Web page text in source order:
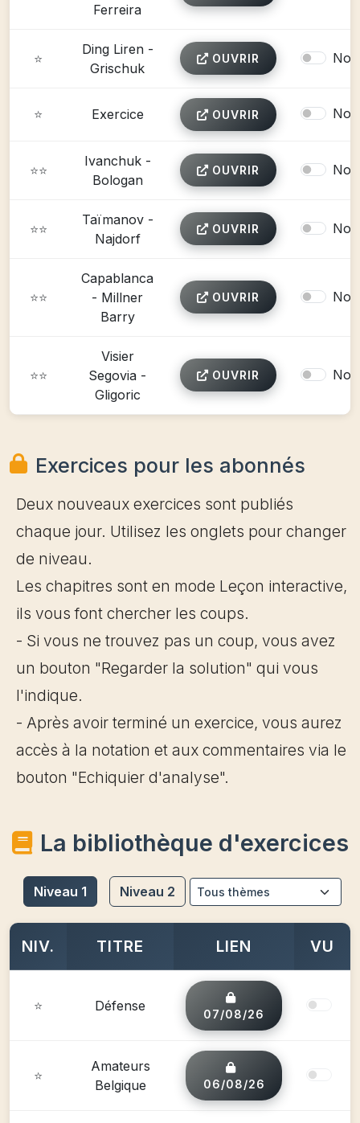
Ferreira
⭐
Ding Liren -
Grischuk
OUVRIR Non
⭐ Exercice OUVRIR Non
⭐⭐
Ivanchuk -
Bologan
OUVRIR Non
⭐⭐
Taïmanov -
Najdorf
OUVRIR Non
⭐⭐
Capablanca
- Millner
Barry
OUVRIR Non
⭐⭐
Visier
Segovia -
Gligoric
OUVRIR Non
Exercices pour les abonnés
Deux nouveaux exercices sont publiés
chaque jour. Utilisez les onglets pour changer
de niveau.
Les chapitres sont en mode Leçon interactive,
ils vous font chercher les coups.
- Si vous ne trouvez pas un coup, vous avez
un bouton "Regarder la solution" qui vous
l'indique.
- Après avoir terminé un exercice, vous aurez
accès à la notation et aux commentaires via le
bouton "Echiquier d'analyse".
La bibliothèque d'exercices
Niveau 1 Niveau 2
NIV. TITRE LIEN VU
⭐ Défense
07/08/26
⭐
Amateurs
Belgique
06/08/26